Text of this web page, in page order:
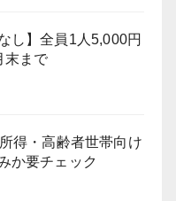
し】全員1人5,000円
末まで
得・高齢者世帯向け
か要チェック